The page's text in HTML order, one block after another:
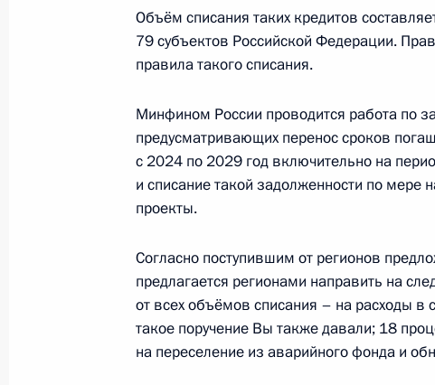
Александр Дарчиев назначен
Послом России в США
5 марта 2025 года, среда
Встреча с избранным Президентом
Совещание с членами Правительства
5 марта 2025 года, 17:30 Москва, Кремль
Объём списания таких кредитов
79 субъектов Российской Федерации.
правила такого списания.
Минфином России проводится работа по
предусматривающих перенос сроков
с 2024 по 2029 год включительно на
и списание такой задолженности по мере
проекты.
Согласно поступившим от регионов
предлагается регионами направить на
от всех объёмов списания – на расходы
такое поручение Вы также давали; 18
на переселение из аварийного фонда и